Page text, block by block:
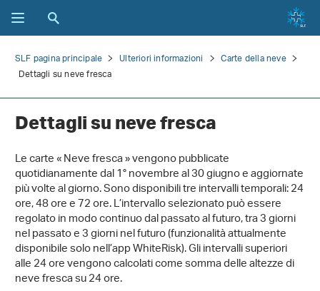
SLF pagina principale Ulteriori informazioni
Carte della neve
Dettagli su neve fresca
Dettagli su neve fresca
Le carte « Neve fresca » vengono pubblicate
quotidianamente dal 1° novembre al 30 giugno e aggiornate
più volte al giorno. Sono disponibili tre intervalli temporali: 24
ore, 48 ore e 72 ore. L’intervallo selezionato può essere
regolato in modo continuo dal passato al futuro, tra 3 giorni
nel passato e 3 giorni nel futuro (funzionalità attualmente
disponibile solo nell’app WhiteRisk). Gli intervalli superiori
alle 24 ore vengono calcolati come somma delle altezze di
neve fresca su 24 ore.